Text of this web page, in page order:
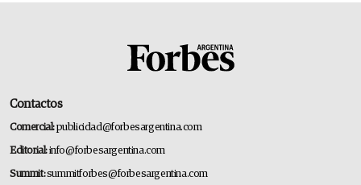
Contactos
Comercial:publicidad@forbesargentina.com
Editorial:info@forbesargentina.com
Summit:summitforbes@forbesargentina.com